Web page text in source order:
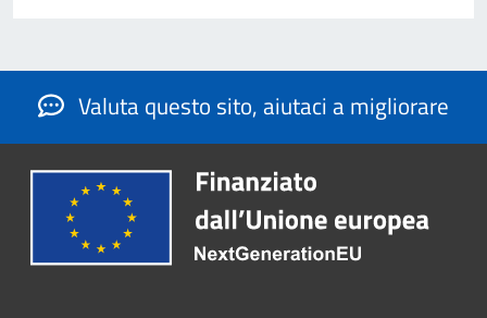
Valuta questo sito, aiutaci a migliorare